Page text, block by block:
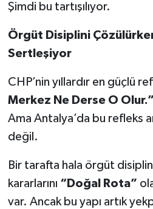
Şimdi bu tartışılıyor.
Örgüt Disiplini
Sertleşiyor
CHP’nin yıllardır en güçlü
Merkez Ne Derse O Olur.”
Ama Antalya’da bu refleks
değil.
Bir tarafta hala örgüt
kararlarını “Doğal Rota”
var. Ancak bu yapı artık